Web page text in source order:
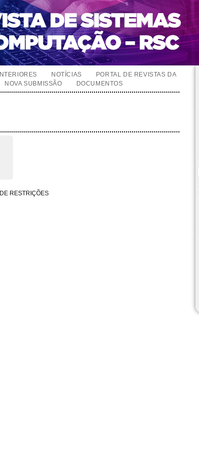
NOTÍCIAS
PORTAL DE REVISTAS DA
NOVA SUBMISSÃO DOCUMENTOS
RESTRIÇÕES